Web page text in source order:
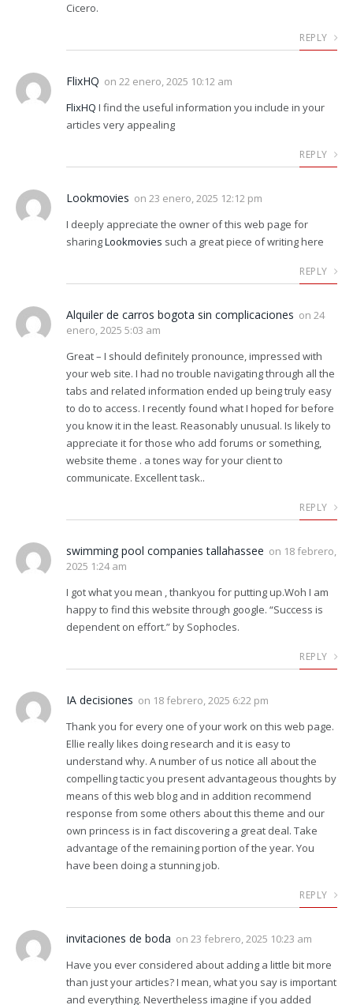
Cicero.
REPLY
FlixHQ on 22 enero, 2025 10:12 am
FlixHQ I find the useful information you include in your
articles very appealing
REPLY
Lookmovies on 23 enero, 2025 12:12 pm
I deeply appreciate the owner of this web page for
sharingLookmovies such a great piece of writing here
REPLY
Alquiler de carros bogota sin complicaciones on 24
enero, 2025 5:03 am
Great – I should definitely pronounce, impressed with
your web site. I had no trouble navigating through all the
tabs and related information ended up being truly easy
to do to access. I recently found what I hoped for before
you know it in the least. Reasonably unusual. Is likely to
appreciate it for those who add forums or something,
website theme . a tones way for your client to
communicate. Excellent task..
REPLY
swimming pool companies tallahassee on 18 febrero,
2025 1:24 am
I got what you mean , thankyou for putting up.Woh I am
happy to find this website through google. “Success is
dependent on effort.” by Sophocles.
REPLY
IA decisiones on 18 febrero, 2025 6:22 pm
Thank you for every one of your work on this web page.
Ellie really likes doing research and it is easy to
understand why. A number of us notice all about the
compelling tactic you present advantageous thoughts by
means of this web blog and in addition recommend
response from some others about this theme and our
own princess is in fact discovering a great deal. Take
advantage of the remaining portion of the year. You
have been doing a stunning job.
REPLY
invitaciones de boda on 23 febrero, 2025 10:23 am
Have you ever considered about adding a little bit more
than just your articles? I mean, what you say is important
and everything. Nevertheless imagine if you added